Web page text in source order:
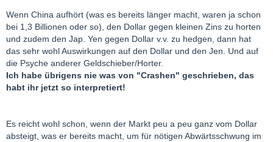
Wenn China aufhört (was es bereits länger macht, waren ja schon
bei 1,3 Billionen oder so), den Dollar gegen kleinen Zins zu horten
und zudem den Jap. Yen gegen Dollar v.v. zu hedgen, dann hat
das sehr wohl Auswirkungen auf den Dollar und den Jen. Und auf
die Psyche anderer Geldschieber/Horter.
Ich habe übrigens nie was von "Crashen" geschrieben, das
habt ihr jetzt so interpretiert!
Es reicht wohl schon, wenn der Markt peu a peu ganz vom Dollar
absteigt, was er bereits macht, um für nötigen Abwärtsschwung im